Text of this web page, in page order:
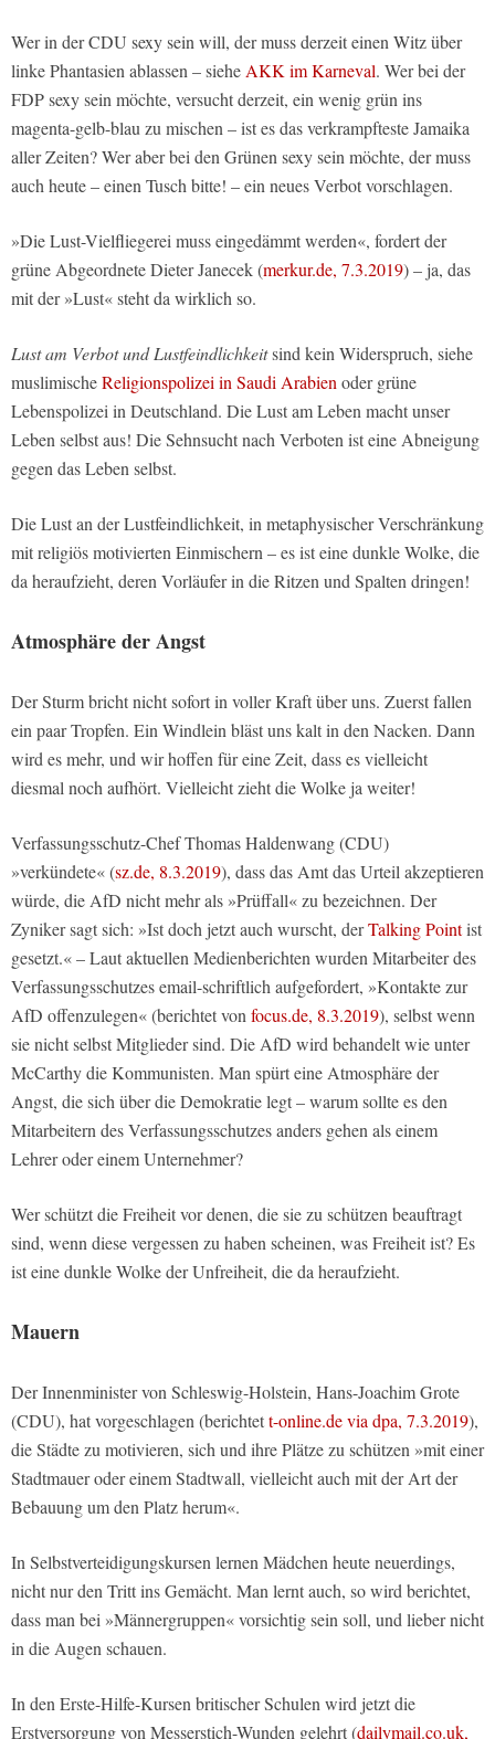
Wer in der CDU sexy sein will, der muss derzeit einen Witz über
linke Phantasien ablassen – sieheAKK im Karneval. Wer bei der
FDP sexy sein möchte, versucht derzeit, ein wenig grün ins
magenta-gelb-blau zu mischen – ist es das verkrampfteste Jamaika
aller Zeiten? Wer aber bei den Grünen sexy sein möchte, der muss
auch heute – einen Tusch bitte! – ein neues Verbot vorschlagen.
»Die Lust-Vielfliegerei muss eingedämmt werden«, fordert der
grüne Abgeordnete Dieter Janecek (merkur.de, 7.3.2019) – ja, das
mit der »Lust« steht da wirklich so.
Lust am Verbot und Lustfeindlichkeitsind kein Widerspruch, siehe
muslimischeReligionspolizei in Saudi Arabienoder grüne
Lebenspolizei in Deutschland. Die Lust am Leben macht unser
Leben selbst aus! Die Sehnsucht nach Verboten ist eine Abneigung
gegen das Leben selbst.
Die Lust an der Lustfeindlichkeit, in metaphysischer Verschränkung
mit religiös motivierten Einmischern – es ist eine dunkle Wolke, die
da heraufzieht, deren Vorläufer in die Ritzen und Spalten dringen!
Atmosphäre der Angst
Der Sturm bricht nicht sofort in voller Kraft über uns. Zuerst fallen
ein paar Tropfen. Ein Windlein bläst uns kalt in den Nacken. Dann
wird es mehr, und wir hoffen für eine Zeit, dass es vielleicht
diesmal noch aufhört. Vielleicht zieht die Wolke ja weiter!
Verfassungsschutz-Chef Thomas Haldenwang (CDU)
»verkündete« (sz.de, 8.3.2019), dass das Amt das Urteil akzeptieren
würde, die AfD nicht mehr als »Prüffall« zu bezeichnen. Der
Zyniker sagt sich: »Ist doch jetzt auch wurscht, derTalking Pointist
gesetzt.« – Laut aktuellen Medienberichten wurden Mitarbeiter des
Verfassungsschutzes email-schriftlich aufgefordert, »Kontakte zur
AfD offenzulegen« (berichtet vonfocus.de, 8.3.2019), selbst wenn
sie nicht selbst Mitglieder sind. Die AfD wird behandelt wie unter
McCarthy die Kommunisten. Man spürt eine Atmosphäre der
Angst, die sich über die Demokratie legt – warum sollte es den
Mitarbeitern des Verfassungsschutzes anders gehen als einem
Lehrer oder einem Unternehmer?
Wer schützt die Freiheit vor denen, die sie zu schützen beauftragt
sind, wenn diese vergessen zu haben scheinen, was Freiheit ist? Es
ist eine dunkle Wolke der Unfreiheit, die da heraufzieht.
Mauern
Der Innenminister von Schleswig-Holstein, Hans-Joachim Grote
(CDU), hat vorgeschlagen (berichtett-online.de via dpa, 7.3.2019),
die Städte zu motivieren, sich und ihre Plätze zu schützen »mit einer
Stadtmauer oder einem Stadtwall, vielleicht auch mit der Art der
Bebauung um den Platz herum«.
In Selbstverteidigungskursen lernen Mädchen heute neuerdings,
nicht nur den Tritt ins Gemächt. Man lernt auch, so wird berichtet,
dass man bei »Männergruppen« vorsichtig sein soll, und lieber nicht
in die Augen schauen.
In den Erste-Hilfe-Kursen britischer Schulen wird jetzt die
Erstversorgung von Messerstich-Wunden gelehrt (dailymail.co.uk,